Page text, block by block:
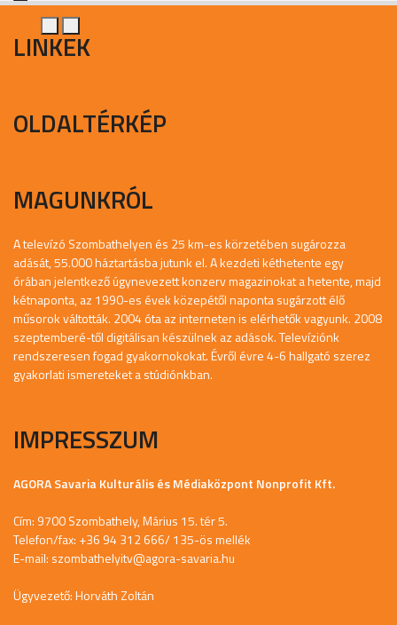
LINKEK
OLDALTÉRKÉP
MAGUNKRÓL
A televízó Szombathelyen és 25 km-es körzetében sugározza
adását, 55.000 háztartásba jutunk el. A kezdeti kéthetente egy
órában jelentkező úgynevezett konzerv magazinokat a hetente, majd
kétnaponta, az 1990-es évek közepétől naponta sugárzott élő
műsorok váltották. 2004 óta az interneten is elérhetők vagyunk. 2008
szeptemberé-től digitálisan készülnek az adások. Televíziónk
rendszeresen fogad gyakornokokat. Évről évre 4-6 hallgató szerez
gyakorlati ismereteket a stúdiónkban.
IMPRESSZUM
AGORA Savaria Kulturális és Médiaközpont Nonprofit Kft.
Cím: 9700 Szombathely, Márius 15. tér 5.
Telefon/fax: +36 94 312 666/ 135-ös mellék
E-mail: szombathelyitv@agora-savaria.hu
Ügyvezető: Horváth Zoltán